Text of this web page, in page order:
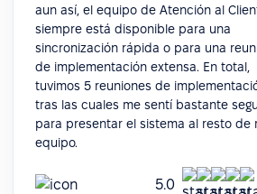
aun así, el equipo de Atención al
siempre está disponible para una
sincronización rápida o para una
de implementación extensa. En total,
tuvimos 5 reuniones de
tras las cuales me sentí bastante
para presentar el sistema al resto de
equipo.
5.0